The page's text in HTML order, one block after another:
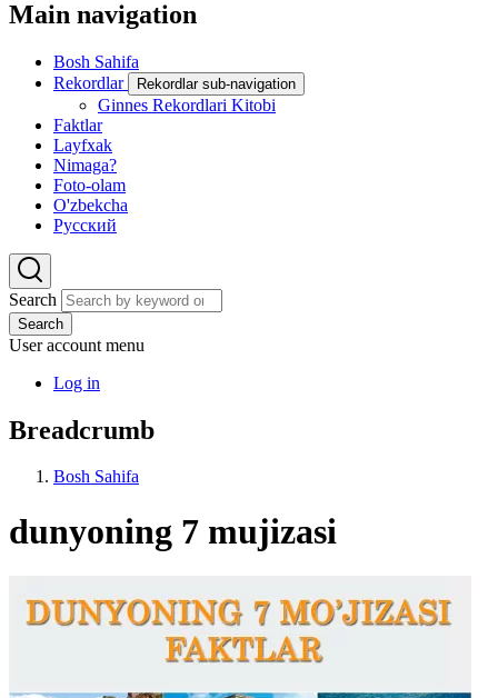
Main navigation
Bosh Sahifa
Rekordlar
Rekordlar sub-navigation
Ginnes Rekordlari Kitobi
Faktlar
Layfxak
Nimaga?
Foto-olam
O'zbekcha
Русский
Search
Search
User account menu
Log in
Breadcrumb
Bosh Sahifa
dunyoning 7 mujizasi